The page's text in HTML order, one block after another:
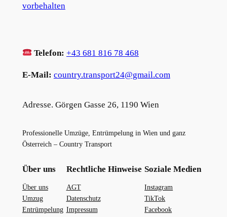
vorbehalten
Telefon: +43 681 816 78 468
E-Mail: country.transport24@gmail.com
Adresse. Görgen Gasse 26, 1190 Wien
Professionelle Umzüge, Entrümpelung in Wien und ganz
Österreich – Country Transport
Über uns
Über uns
Umzug
Entrümpelung
Rechtliche Hinweise
AGT
Datenschutz
Impressum
Soziale Medien
Instagram
TikTok
Facebook